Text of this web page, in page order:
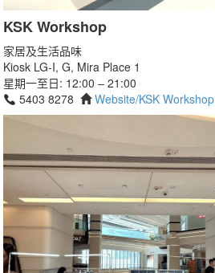
KSK Workshop
家居及生活品味
Kiosk LG-I, G, Mira Place 1
星期一至日: 12:00 – 21:00
5403 8278
Website/KSK Workshop